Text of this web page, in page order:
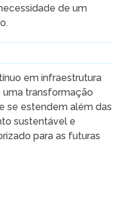
de um
em infraestrutura
uma transformação
se estendem além das
sustentável e
para as futuras